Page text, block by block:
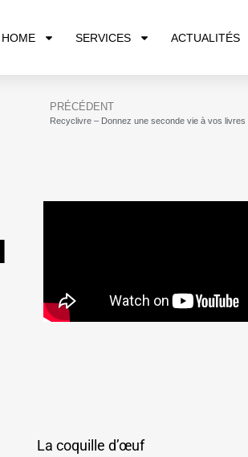
HOME SERVICES ACTUALITÉS
PRÉCÉDENT
Recyclivre – Donnez une seconde vie à vos livres
La coquille d’œuf